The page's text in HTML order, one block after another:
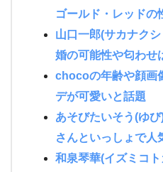
ゴールド・レッドの
山口一郎(サカナク
婚の可能性や匂わせ
chocoの年齢や顔画
デが可愛いと話題
あそびたいそう(ゆ
さんといっしょで人
和泉琴華(イズミコ